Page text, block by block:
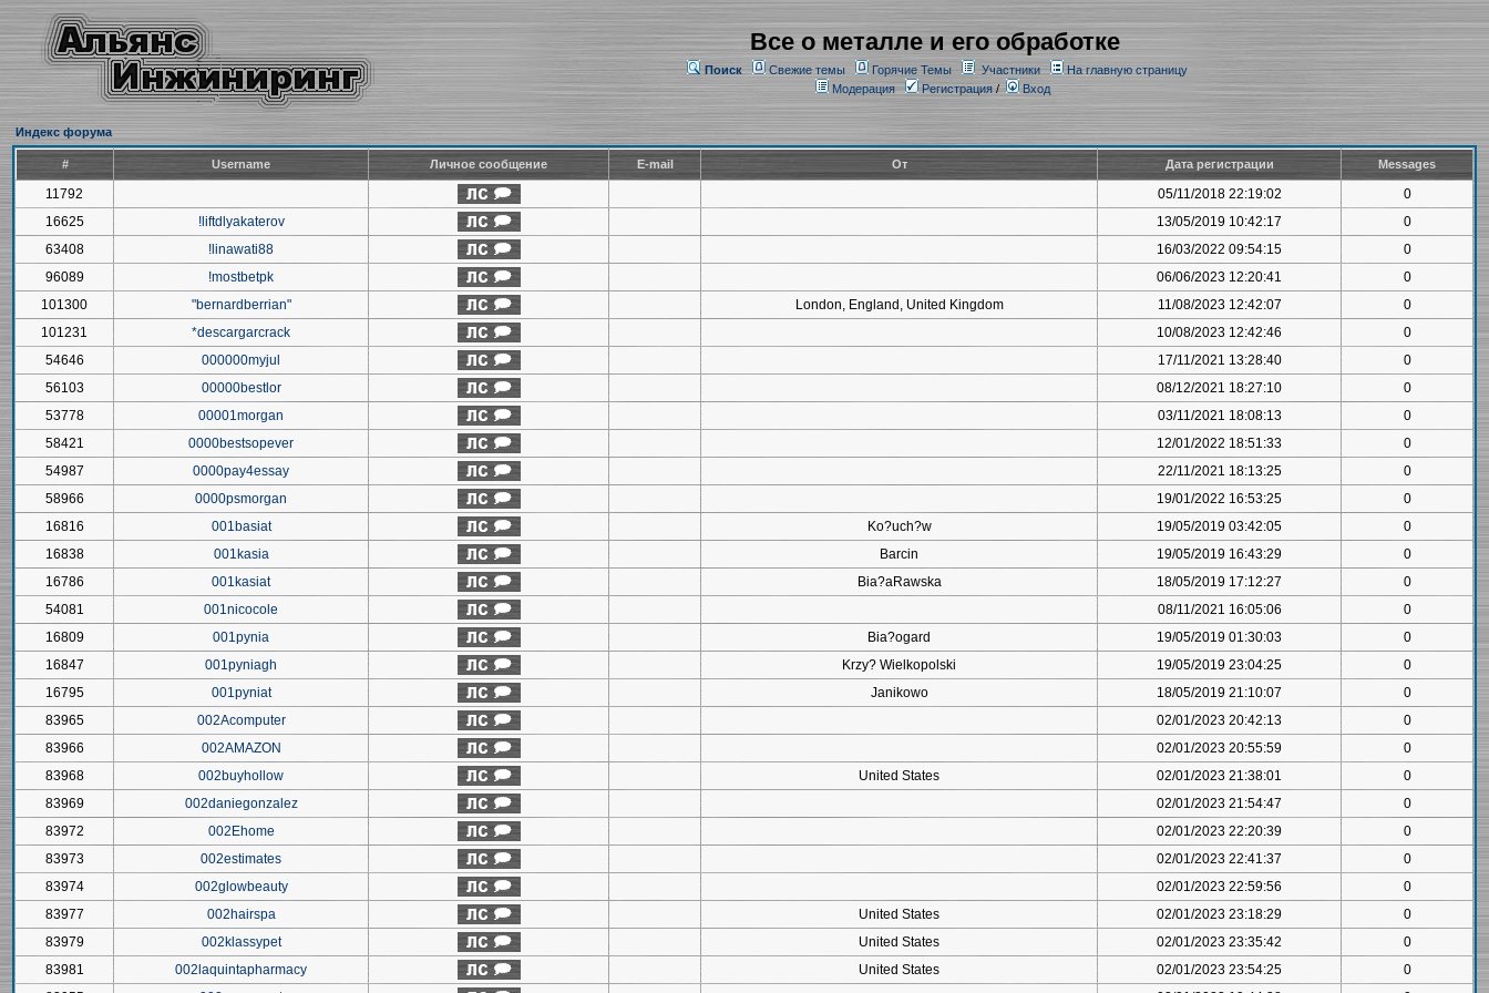
Все о металле и его обработке
Поиск Свежие темы Горячие Темы Участники
На главную страницу
Модерация
Регистрация/ Вход
Индекс форума
# Username Личное сообщение E-mail От Дата регистрации Messages
11792 05/11/2018 22:19:02
0
16625
!liftdlyakaterov 13/05/2019 10:42:17
0
63408
!linawati88 16/03/2022 09:54:15
0
96089
!mostbetpk 06/06/2023 12:20:41
0
101300
"bernardberrian" London, England, United Kingdom 11/08/2023 12:42:07
0
101231
*descargarcrack 10/08/2023 12:42:46
0
54646
000000myjul 17/11/2021 13:28:40
0
56103
00000bestlor 08/12/2021 18:27:10
0
53778
00001morgan 03/11/2021 18:08:13
0
58421
0000bestsopever 12/01/2022 18:51:33
0
54987
0000pay4essay 22/11/2021 18:13:25
0
58966
0000psmorgan 19/01/2022 16:53:25
0
16816
001basiat Ko?uch?w 19/05/2019 03:42:05
0
16838
001kasia Barcin 19/05/2019 16:43:29
0
16786
001kasiat Bia?aRawska 18/05/2019 17:12:27
0
54081
001nicocole 08/11/2021 16:05:06
0
16809
001pynia Bia?ogard 19/05/2019 01:30:03
0
16847
001pyniagh Krzy? Wielkopolski 19/05/2019 23:04:25
0
16795
001pyniat Janikowo 18/05/2019 21:10:07
0
83965
002Acomputer 02/01/2023 20:42:13
0
83966
002AMAZON 02/01/2023 20:55:59
0
83968
002buyhollow United States 02/01/2023 21:38:01
0
83969
002daniegonzalez 02/01/2023 21:54:47
0
83972
002Ehome 02/01/2023 22:20:39
0
83973
002estimates 02/01/2023 22:41:37
0
83974
002glowbeauty 02/01/2023 22:59:56
0
83977
002hairspa United States 02/01/2023 23:18:29
0
83979
002klassypet United States 02/01/2023 23:35:42
0
83981
002laquintapharmacy United States 02/01/2023 23:54:25
0